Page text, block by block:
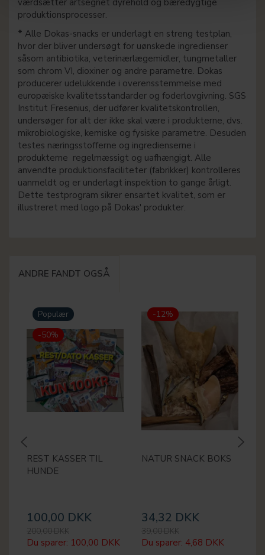
værdsætter artsegnet dyrehold og bæredygtige
produktionsprocesser.
* Alle Dokas-snacks er underlagt en streng testplan,
hvor der bliver undersøgt for uønskede ingredienser
såsom antibiotika, veterinærlægemidler, tungmetaller
som chrom VI, dioxiner og andre parametre. Dokas
producerer udelukkende i overensstemmelse med
europæiske kvalitetsstandarder og foderlovgivning. SGS
Institut Fresenius, der udfører kvalitetskontrollen,
undersøger for alt der ikke skal være i produkterne, dvs.
mikrobiologiske, kemiske og fysiske parametre. Desuden
testes næringsstofferne og ingredienserne i
produkterne regelmæssigt og uafhængigt. Alle
anvendte produktionsfaciliteter (fabrikker) kontrolleres
uanmeldt og er underlagt inspektion to gange årligt.
Dette testprogram sikrer ensartet kvalitet, som er
illustreret med logo på Dokas' produkter.
ANDRE FANDT OGSÅ
Populær
-50%
REST KASSER TIL
HUNDE
100,00 DKK
200,00 DKK
Du sparer: 100,00 DKK
-12%
NATUR SNACK BOKS
34,32 DKK
39,00 DKK
Du sparer: 4,68 DKK